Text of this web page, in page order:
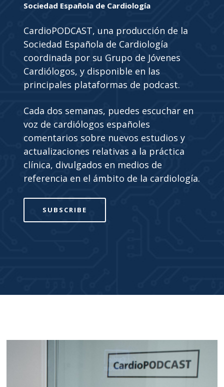
Sociedad Española de Cardiología
CardioPODCAST, una producción de la
Sociedad Española de Cardiología
coordinada por su Grupo de Jóvenes
Cardiólogos, y disponible en las
principales plataformas de podcast.
Cada dos semanas, puedes escuchar en
voz de cardiólogos españoles
comentarios sobre nuevos estudios y
actualizaciones relativas a la práctica
clínica, divulgados en medios de
referencia en el ámbito de la cardiología.
SUBSCRIBE